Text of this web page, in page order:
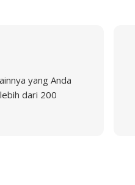
yang Anda
dari 200